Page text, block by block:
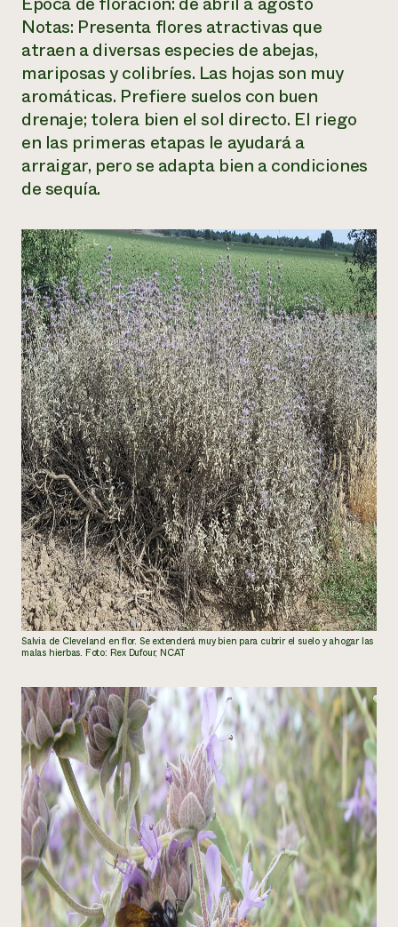
Notas: Presenta flores atractivas que
atraen a diversas especies de abejas,
mariposas y colibríes. Las hojas son muy
aromáticas. Prefiere suelos con buen
drenaje; tolera bien el sol directo. El riego
en las primeras etapas le ayudará a
arraigar, pero se adapta bien a condiciones
de sequía.
Salvia de Cleveland en flor. Se extenderá muy bien para cubrir el suelo y ahogar las
malas hierbas. Foto: Rex Dufour, NCAT